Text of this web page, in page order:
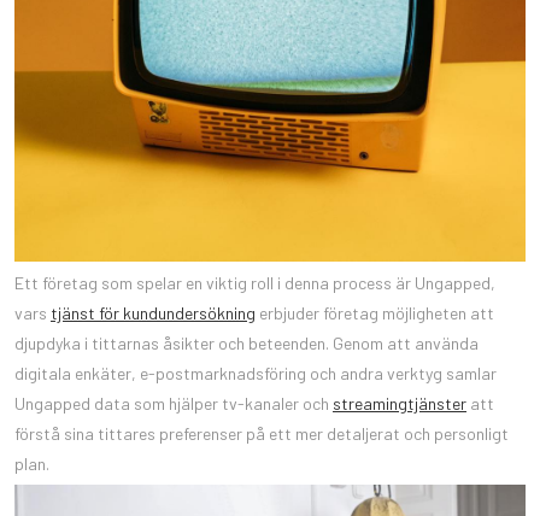
Ett företag som spelar en viktig roll i denna process är Ungapped,
vars tjänst för kundundersökning erbjuder företag möjligheten att
djupdyka i tittarnas åsikter och beteenden. Genom att använda
digitala enkäter, e-postmarknadsföring och andra verktyg samlar
Ungapped data som hjälper tv-kanaler och streamingtjänster att
förstå sina tittares preferenser på ett mer detaljerat och personligt
plan.